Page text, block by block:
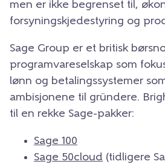
men er ikke begrenset til,
forsyningskjedestyring og
Sage Group er et britisk
programvareselskap som
lønn og betalingssystemer
ambisjonene til gründere.
til en rekke Sage-pakker:
Sage 100
Sage 50cloud (tidligere